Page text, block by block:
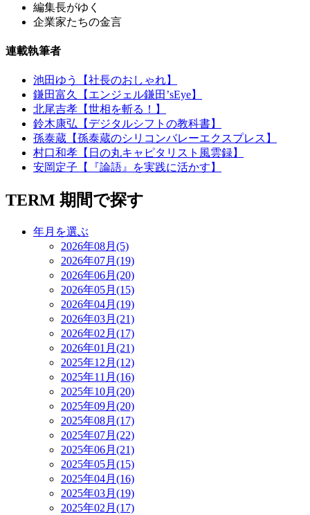
編集長がゆく
企業家たちの金言
連載執筆者
池田ゆう【社長のおしゃれ】
鎌田富久【エンジェル鎌田’sEye】
北尾吉孝【世相を斬る！】
鈴木康弘【デジタルシフトの教科書】
孫泰蔵【孫泰蔵のシリコンバレーエクスプレス】
村口和孝【日の丸キャピタリスト風雲録】
安岡定子【『論語』を実践に活かす】
TERM 期間で探す
年月を選ぶ
2026年08月(5)
2026年07月(19)
2026年06月(20)
2026年05月(15)
2026年04月(19)
2026年03月(21)
2026年02月(17)
2026年01月(21)
2025年12月(12)
2025年11月(16)
2025年10月(20)
2025年09月(20)
2025年08月(17)
2025年07月(22)
2025年06月(21)
2025年05月(15)
2025年04月(16)
2025年03月(19)
2025年02月(17)